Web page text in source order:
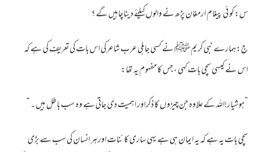
س: کو ئی پیغام ارمغان پڑھ نے والوں کیلئے دیناچاہیں گے ؟
ج:ہمارے نبی کریم ﷺ نے کسی جاہلی عرب شاعرکی اس بات کی تعریف کی ہے کہ
اس نے کیسی سچی بات کہی ، جس کا مفہوم یہ تھا:
”ہوشیار!اللہ کے علاوہ جن چیزوں کا ذکراور اہمیت دی جاتی ہے وہ سب باطل ہیں ۔ “
سچی بات یہ ہے کہ یہ ایمان ہی ہے یہی ساری کا ئنات اور ہر انسان کی سب سے بڑی